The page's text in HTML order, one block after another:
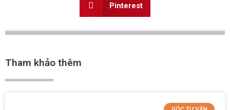
Pinterest
Tham khảo thêm